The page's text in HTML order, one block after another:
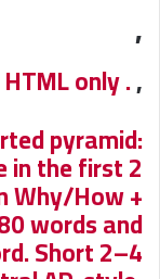
,
,
. Output the article body HTML only.
pyramid:
the first 2
Why/How +
words and
Short 2–4